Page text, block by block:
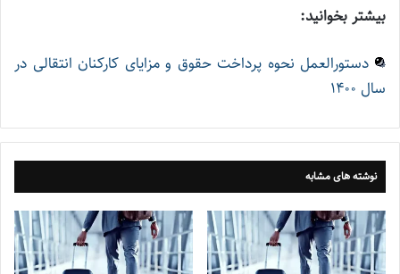
بیشتر بخوانید:
دستورالعمل نحوه پرداخت حقوق و مزايای كاركنان انتقالی در
سال ۱۴۰۰
نوشته های مشابه